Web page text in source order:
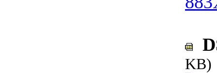
KB)